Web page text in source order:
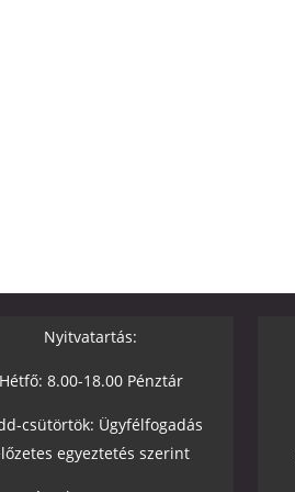
Nyitvatartás:
8.00-18.00 Pénztár
csütörtök: Ügyfélfogadás
egyeztetés szerint